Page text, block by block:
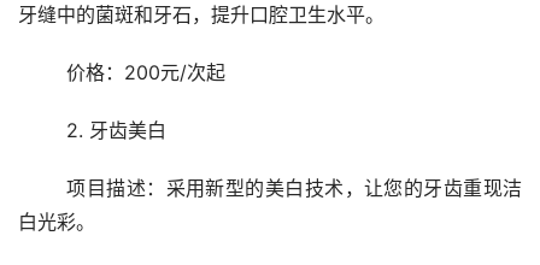
牙缝中的菌斑和牙石，提升口腔卫生水平。
	价格：200元/次起
	2. 牙齿美白
	项目描述：采用新型的美白技术，让您的牙齿重现洁
白光彩。